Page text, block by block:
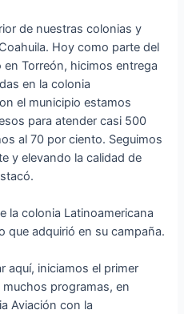
de nuestras colonias y
Hoy como parte del
Torreón, hicimos entrega
en la colonia
el municipio estamos
para atender casi 500
al 70 por ciento. Seguimos
y elevando la calidad de
la colonia Latinoamericana
que adquirió en su campaña.
aquí, iniciamos el primer
programas, en
Aviación con la